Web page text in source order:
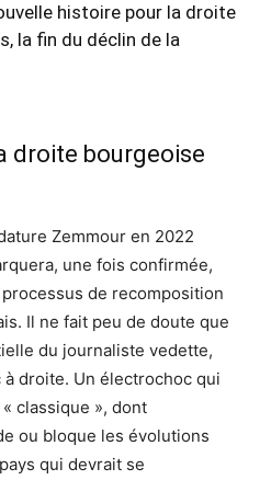
histoire pour la droite
la fin du déclin de la
droite bourgeoise
Zemmour en 2022
une fois confirmée,
de recomposition
Il ne fait peu de doute que
du journaliste vedette,
droite. Un électrochoc qui
classique », dont
ou bloque les évolutions
qui devrait se